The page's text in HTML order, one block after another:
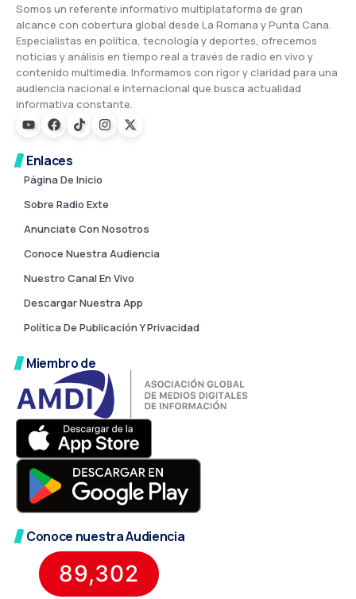
Somos un referente informativo multiplataforma de gran
alcance con cobertura global desde La Romana y Punta Cana.
Especialistas en política, tecnología y deportes, ofrecemos
noticias y análisis en tiempo real a través de radio en vivo y
contenido multimedia. Informamos con rigor y claridad para una
audiencia nacional e internacional que busca actualidad
informativa constante.
Enlaces
Página De Inicio
Sobre Radio Exte
Anunciate Con Nosotros
Conoce Nuestra Audiencia
Nuestro Canal En Vivo
Descargar Nuestra App
Política De Publicación Y Privacidad
Miembro de
Conoce nuestra Audiencia
89,302